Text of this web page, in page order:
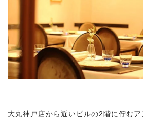
大丸神戸店から近いビルの2階に佇む